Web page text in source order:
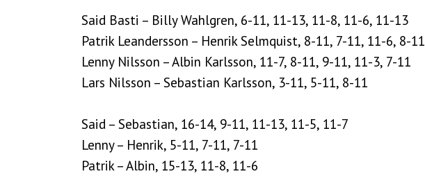
Said Basti – Billy Wahlgren, 6-11, 11-13, 11-8, 11-6, 11-13
Patrik Leandersson – Henrik Selmquist, 8-11, 7-11, 11-6, 8-11
Lenny Nilsson – Albin Karlsson, 11-7, 8-11, 9-11, 11-3, 7-11
Lars Nilsson – Sebastian Karlsson, 3-11, 5-11, 8-11
Said – Sebastian, 16-14, 9-11, 11-13, 11-5, 11-7
Lenny – Henrik, 5-11, 7-11, 7-11
Patrik – Albin, 15-13, 11-8, 11-6